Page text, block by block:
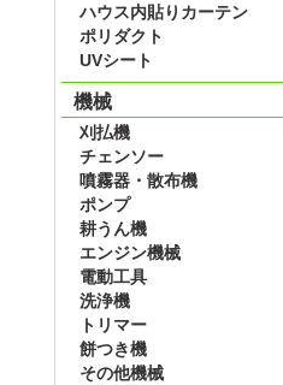
ハウス内貼りカーテン
ポリダクト
UVシート
機械
刈払機
チェンソー
噴霧器・散布機
ポンプ
耕うん機
エンジン機械
電動工具
洗浄機
トリマー
餅つき機
その他機械